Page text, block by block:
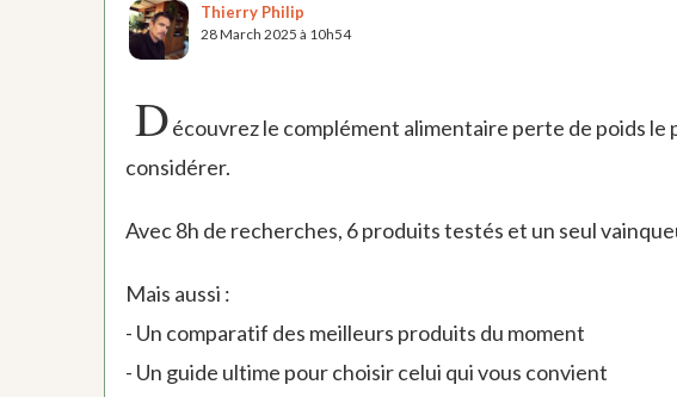
Thierry Philip
28 March 2025 à 10h54
Découvrez le complément alimentaire perte de poids
considérer.
Avec 8h de recherches, 6 produits testés et un seul
Mais aussi :
- Un comparatif des meilleurs produits du moment
- Un guide ultime pour choisir celui qui vous convient